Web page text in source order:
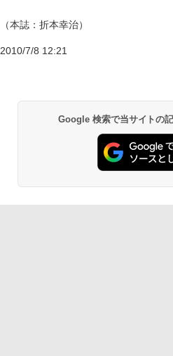
（本誌：折本幸治）
2010/7/8 12:21
Google 検索で当サイトの